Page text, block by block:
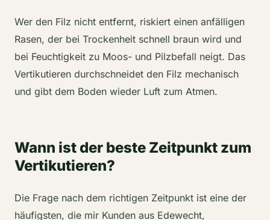
Wer den Filz nicht entfernt, riskiert einen anfälligen
Rasen, der bei Trockenheit schnell braun wird und
bei Feuchtigkeit zu Moos- und Pilzbefall neigt. Das
Vertikutieren durchschneidet den Filz mechanisch
und gibt dem Boden wieder Luft zum Atmen.
Wann ist der beste Zeitpunkt zum
Vertikutieren?
Die Frage nach dem richtigen Zeitpunkt ist eine der
häufigsten, die mir Kunden aus Edewecht,